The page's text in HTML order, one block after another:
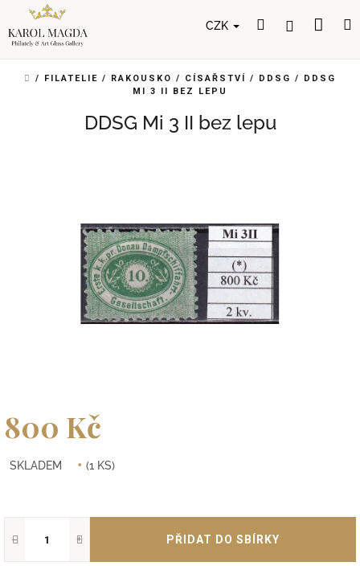
obsah
CZK HledatPřihlášení
DOMŮ
/ FILATELIE / RAKOUSKO / CÍSAŘSTVÍ / DDSG /
DDSG
MI 3 II BEZ LEPU
DDSG Mi 3 II bez lepu
800 Kč
cena:
SKLADEM (1 KS)
+
−